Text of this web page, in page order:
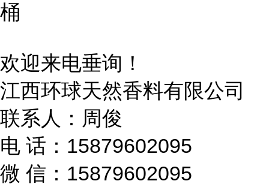
桶
欢迎来电垂询！
江西环球天然香料有限公司
联系人：周俊
电 话：15879602095
微 信：15879602095